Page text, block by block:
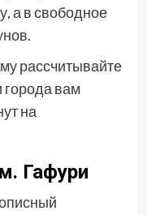
а в свободное
рассчитывайте
города вам
на
Гафури